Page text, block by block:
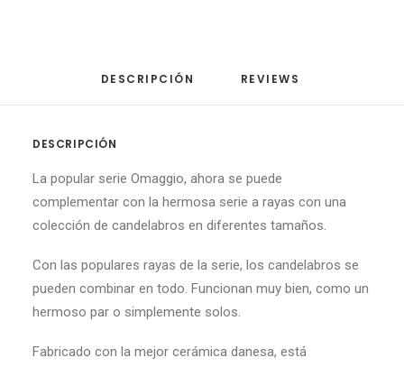
DESCRIPCIÓN REVIEWS
DESCRIPCIÓN
La popular serie Omaggio, ahora se puede
complementar con la hermosa serie a rayas con una
colección de candelabros en diferentes tamaños.
Con las populares rayas de la serie, los candelabros se
pueden combinar en todo. Funcionan muy bien, como un
hermoso par o simplemente solos.
Fabricado con la mejor cerámica danesa, está